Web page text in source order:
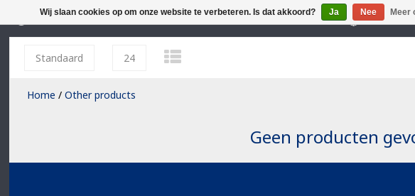
MORE THAN 40 YEARS EXPERIENCE IN MX OFF-ROAD FAST
Standaard 24
Home / Other products
Geen producten
Wij slaan cookies op om onze website te verbeteren. Is dat akkoord? Ja Nee Meer